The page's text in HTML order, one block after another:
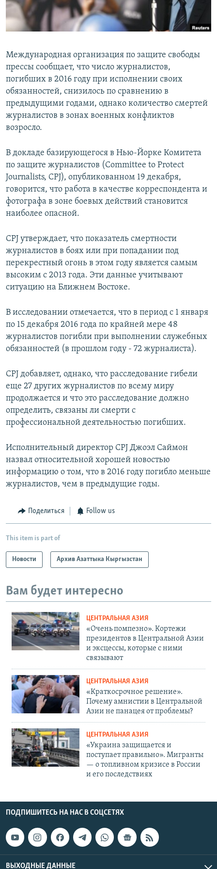
Международная организация по защите свободы
прессы сообщает, что число журналистов,
погибших в 2016 году при исполнении своих
обязанностей, снизилось по сравнению в
предыдущими годами, однако количество смертей
журналистов в зонах военных конфликтов
возросло.
В докладе базирующегося в Нью-Йорке Комитета
по защите журналистов (Committee to Protect
Journalists, CPJ), опубликованном 19 декабря,
говорится, что работа в качестве корреспондента и
фотографа в зоне боевых действий становится
наиболее опасной.
CPJ утверждает, что показатель смертности
журналистов в боях или при попадании под
перекрестный огонь в этом году является самым
высоким с 2013 года. Эти данные учитывают
ситуацию на Ближнем Востоке.
В исследовании отмечается, что в период с 1 января
по 15 декабря 2016 года по крайней мере 48
журналистов погибли при выполнении служебных
обязанностей (в прошлом году - 72 журналиста).
CPJ добавляет, однако, что расследование гибели
еще 27 других журналистов по всему миру
продолжается и что это расследование должно
определить, связаны ли смерти с
профессиональной деятельностью погибших.
Исполнительный директор CPJ Джоэл Саймон
назвал относительной хорошей новостью
информацию о том, что в 2016 году погибло меньше
журналистов, чем в предыдущие годы.
Поделиться Follow us
This item is part of
Новости Архив Азаттыка Кыргызстан
Вам будет интересно
ЦЕНТРАЛЬНАЯ АЗИЯ
«Очень помпезно». Кортежи
президентов в Центральной Азии
и эксцессы, которые с ними
связывают
ЦЕНТРАЛЬНАЯ АЗИЯ
«Краткосрочное решение».
Почему амнистии в Центральной
Азии не панацея от проблемы?
ЦЕНТРАЛЬНАЯ АЗИЯ
«Украина защищается и
поступает правильно». Мигранты
— о топливном кризисе в России
и его последствиях
ПОДПИШИТЕСЬ НА НАС В СОЦСЕТЯХ
ВЫХОДНЫЕ ДАННЫЕ